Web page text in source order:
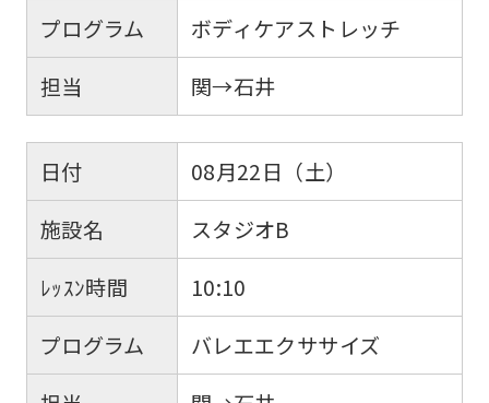
プログラム
ボディケアストレッチ
担当
関→石井
日付
08月22日（土）
施設名
スタジオB
ﾚｯｽﾝ時間
10:10
プログラム
バレエエクササイズ